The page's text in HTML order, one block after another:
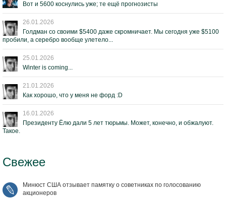
Вот и 5600 коснулись уже; те ещё прогнозисты
26.01.2026
Голдман со своими $5400 даже скромничает. Мы сегодня уже $5100
пробили, а серебро вообще улетело...
25.01.2026
Winter is coming...
21.01.2026
Как хорошо, что у меня не форд :D
16.01.2026
Президенту Ёлю дали 5 лет тюрьмы. Может, конечно, и обжалуют.
Такое.
Свежее
Минюст США отзывает памятку о советниках по голосованию
акционеров